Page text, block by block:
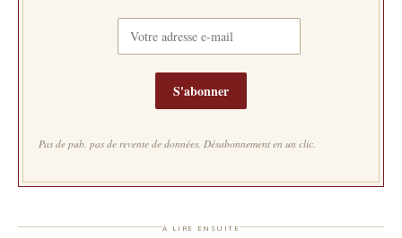
S'abonner
Pas de pub, pas de revente de données. Désabonnement en un clic.
à lire ensuite